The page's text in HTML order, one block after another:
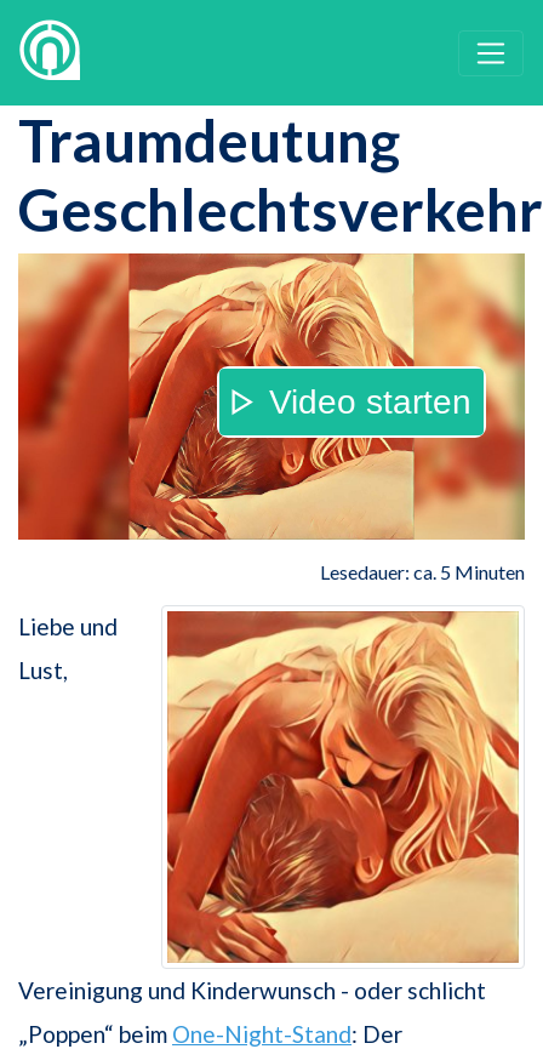
Traumdeutung
Geschlechtsverkehr
Video starten
Lesedauer: ca. 5 Minuten
Liebe und
Lust,
Vereinigung und Kinderwunsch - oder schlicht
„Poppen“ beim One-Night-Stand: Der